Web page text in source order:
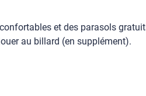
et des parasols
au billard (en supplément).